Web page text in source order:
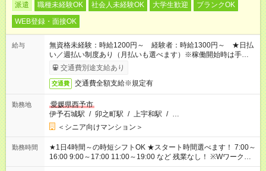
派遣 職種未経験OK 社会人未経験OK 大学生歓迎
ブランクOK
WEB登録・面接OK
給与
無資格未経験：時給1200円～ 経験者：時給1300円～ ★日払
い／週払い制度あり（月払いも選べます）※稼働開始時は手続き
完了次第のお支払いとなります。
交通費別途支給あり
交通費 交通費全額支給※規定有
勤務地
愛媛県西予市
伊予石城駅 / 卯之町駅 / 上宇和駅 / …
＜シニア向けマンション＞
勤務時間
★1日4時間～の時短シフトOK ★スタート時間選べます！ 7:00～
16:00 9:00～17:00 11:00～19:00 など 残業なし！ ※Wワークの
場合、他のお仕事と合わせ週40時間超の就業はご案内できませ